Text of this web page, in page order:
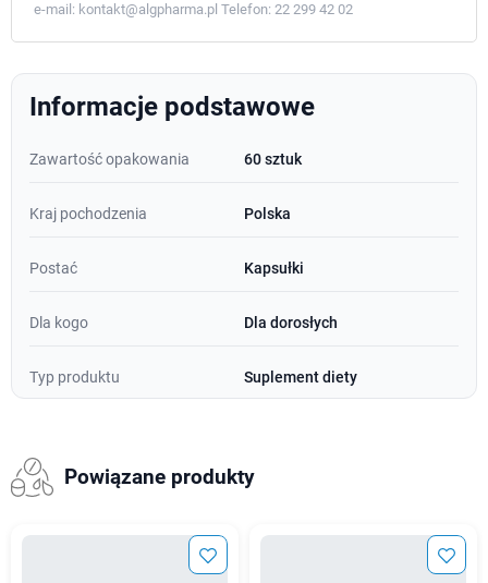
e-mail: kontakt@algpharma.pl Telefon: 22 299 42 02
Informacje podstawowe
Zawartość opakowania 60 sztuk
Kraj pochodzenia Polska
Postać Kapsułki
Dla kogo Dla dorosłych
Typ produktu Suplement diety
Powiązane produkty